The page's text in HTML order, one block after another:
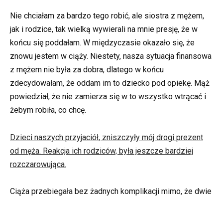
Nie chciałam za bardzo tego robić, ale siostra z mężem,
jak i rodzice, tak wielką wywierali na mnie presję, że w
końcu się poddałam. W międzyczasie okazało się, że
znowu jestem w ciąży. Niestety, nasza sytuacja finansowa
z mężem nie była za dobra, dlatego w końcu
zdecydowałam, że oddam im to dziecko pod opiekę. Mąż
powiedział, że nie zamierza się w to wszystko wtrącać i
żebym robiła, co chcę.
Dzieci naszych przyjaciół, zniszczyły mój drogi prezent
od męża. Reakcja ich rodziców, była jeszcze bardziej
rozczarowująca.
Ciąża przebiegała bez żadnych komplikacji mimo, że dwie